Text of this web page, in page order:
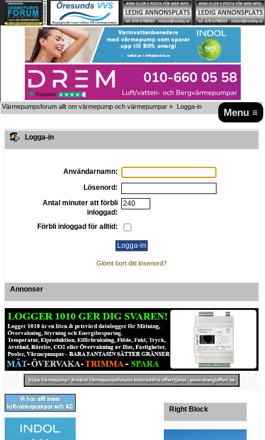
Menu ≡
Värmepumpsforum allt om värmepump och värmepumpar » Logga-in
Logga-in
Användarnamn:
Lösenord:
Antal minuter att förbli
inloggad:
Förbli inloggad för alltid:
Glömt bort ditt lösenord?
Annonser
Right Block